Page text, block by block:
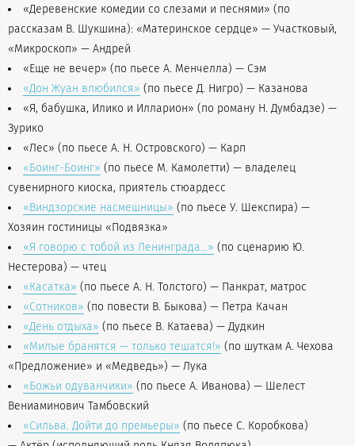
«Деревенские комедии со слезами и песнями» (по
рассказам В. Шукшина): «Материнское сердце» — Участковый,
«Микроскоп» — Андрей
«Еще не вечер» (по пьесе А. Менчелла) — Сэм
«Дон Жуан влюбился» (по пьесе Д. Нигро) — Казанова
«Я, бабушка, Илико и Илларион» (по роману Н. Думбадзе) —
Зурико
«Лес» (по пьесе А. Н. Островского) — Карп
«Боинг-Боинг» (по пьесе М. Камолетти) — владелец
сувенирного киоска, приятель стюардесс
«Виндзорские насмешницы» (по пьесе У. Шекспира) —
Хозяин гостиницы «Подвязка»
«Я говорю с тобой из Ленинграда…» (по сценарию Ю.
Нестерова) — чтец
«Касатка» (по пьесе А. Н. Толстого) — Панкрат, матрос
«Сотников» (по повести В. Быкова) — Петра Качан
«День отдыха» (по пьесе В. Катаева) — Дудкин
«Милые бранятся — только тешатся!» (по шуткам А. Чехова
«Предложение» и «Медведь») — Лука
«Божьи одуванчики» (по пьесе А. Иванова) — Шелест
Вениаминович Тамбовский
«Сильва. Дойти до премьеры» (по пьесе С. Коробкова)